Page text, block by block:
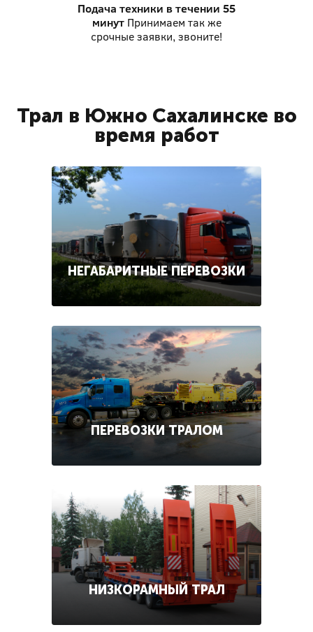
Подача техники в течении 55
минут Принимаем так же
срочные заявки, звоните!
Трал в Южно Сахалинске во
время работ
НЕГАБАРИТНЫЕ ПЕРЕВОЗКИ
ПЕРЕВОЗКИ ТРАЛОМ
НИЗКОРАМНЫЙ ТРАЛ